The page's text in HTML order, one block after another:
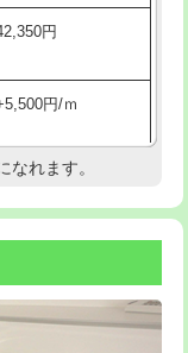
円
円
22,000円
円
円
円
円/ｍ
地調査
円
なれます。